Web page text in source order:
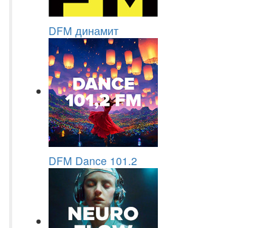
DFM динамит
DFM Dance 101.2